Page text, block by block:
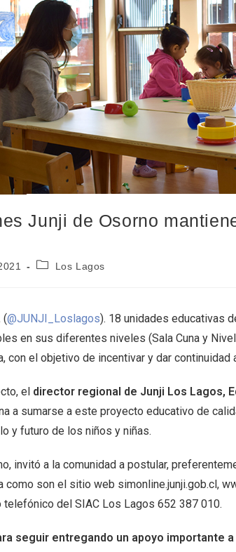
Junji de Osorno
Los Lagos
(@JUNJI_Loslagos). 18 unidades educativas
en sus diferentes niveles (Sala Cuna y
con el objetivo de incentivar y dar continuidad
el director regional de Junji Los Lagos,
a sumarse a este proyecto educativo de
y futuro de los niños y niñas.
invitó a la comunidad a postular,
como son el sitio web simonline.junji.gob.cl,
telefónico del SIAC Los Lagos 652 387 010.
seguir entregando un apoyo importante